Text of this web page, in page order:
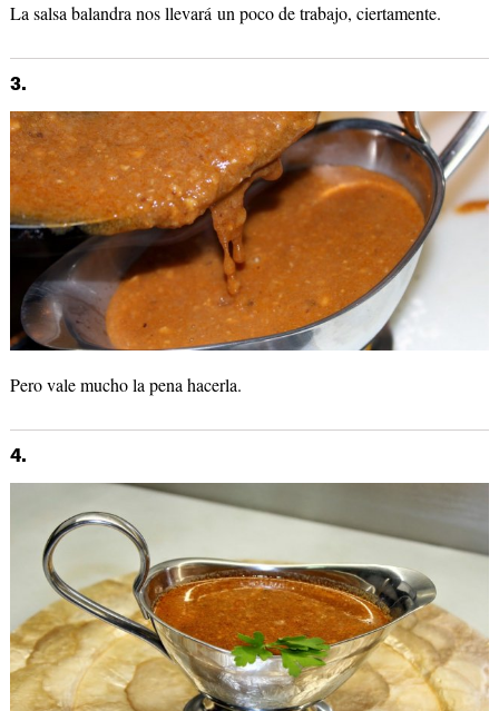
La salsa balandra nos llevará un poco de trabajo, ciertamente.
3.
Pero vale mucho la pena hacerla.
4.